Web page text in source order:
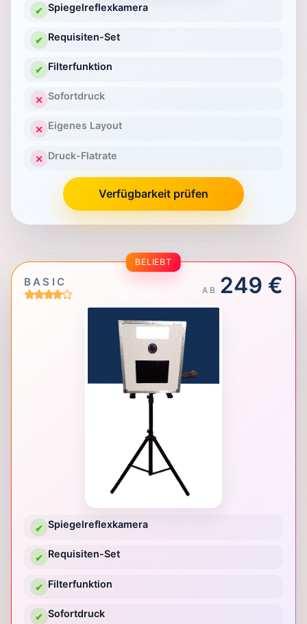
✔ Spiegelreflexkamera
✔ Requisiten-Set
✔ Filterfunktion
✕ Sofortdruck
✕ Eigenes Layout
✕ Druck-Flatrate
Verfügbarkeit prüfen
BELIEBT
BASIC
AB 249 €
✔ Spiegelreflexkamera
✔ Requisiten-Set
✔ Filterfunktion
✔ Sofortdruck